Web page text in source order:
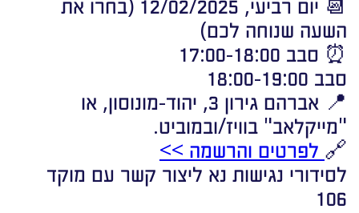
השעה שנוחה לכם)
⏰ סבב 17:00-18:00
סבב 18:00-19:00
📍 אברהם גירון 3, יהוד-מונוסון, או
"מייקלאב" בוויז/ובמוביט.
🔗 לפרטים והרשמה >>
לסידורי נגישות נא ליצור קשר עם מוקד
106